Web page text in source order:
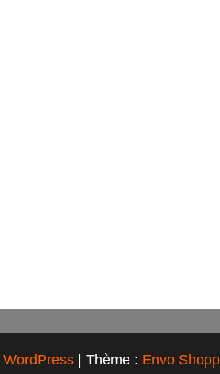
WordPress | Thème : Envo